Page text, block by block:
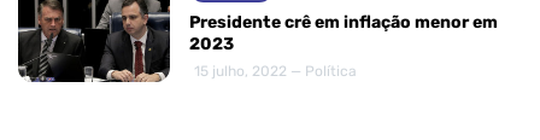
Presidente crê em inflação menor em
2023
15 julho, 2022 — Política